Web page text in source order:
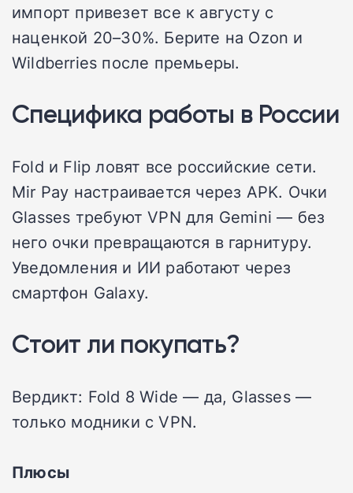
импорт привезет все к августу с
наценкой 20–30%. Берите на Ozon и
Wildberries после премьеры.
Специфика работы в России
Fold и Flip ловят все российские сети.
Mir Pay настраивается через APK. Очки
Glasses требуют VPN для Gemini — без
него очки превращаются в гарнитуру.
Уведомления и ИИ работают через
смартфон Galaxy.
Стоит ли покупать?
Вердикт: Fold 8 Wide — да, Glasses —
только модники с VPN.
Плюсы